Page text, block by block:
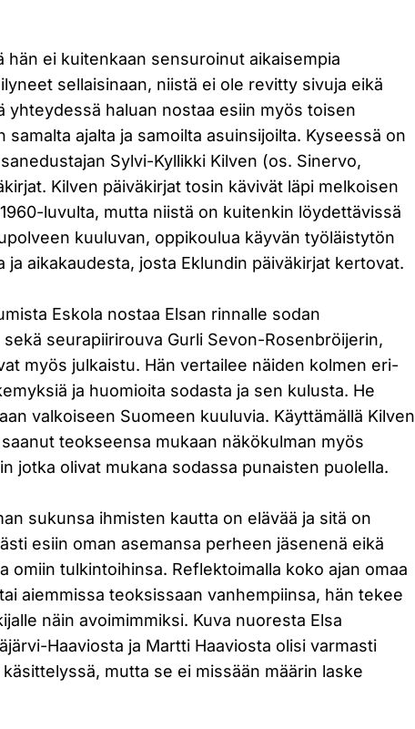
hän ei kuitenkaan sensuroinut aikaisempia
sellaisinaan, niistä ei ole revitty sivuja eikä
yhteydessä haluan nostaa esiin myös toisen
ajalta ja samoilta asuinsijoilta. Kyseessä on
Sylvi-Kyllikki Kilven (os. Sinervo,
Kilven päiväkirjat tosin kävivät läpi melkoisen
luvulta, mutta niistä on kuitenkin löydettävissä
kuuluvan, oppikoulua käyvän työläistytön
aikakaudesta, josta Eklundin päiväkirjat kertovat.
Eskola nostaa Elsan rinnalle sodan
seurapiirirouva Gurli Sevon-Rosenbröijerin,
myös julkaistu. Hän vertailee näiden kolmen eri-
ja huomioita sodasta ja sen kulusta. He
valkoiseen Suomeen kuuluvia. Käyttämällä Kilven
teokseensa mukaan näkökulman myös
jotka olivat mukana sodassa punaisten puolella.
sukunsa ihmisten kautta on elävää ja sitä on
esiin oman asemansa perheen jäsenenä eikä
omiin tulkintoihinsa. Reflektoimalla koko ajan omaa
aiemmissa teoksissaan vanhempiinsa, hän tekee
näin avoimimmiksi. Kuva nuoresta Elsa
Haaviosta ja Martti Haaviosta olisi varmasti
mutta se ei missään määrin laske